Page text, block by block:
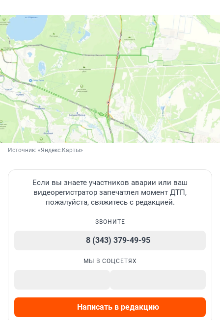
Источник: «Яндекс.Карты»
Если вы знаете участников аварии или ваш
видеорегистратор запечатлел момент ДТП,
пожалуйста, свяжитесь с редакцией.
ЗВОНИТЕ
8 (343) 379-49-95
МЫ В СОЦСЕТЯХ
Написать в редакцию